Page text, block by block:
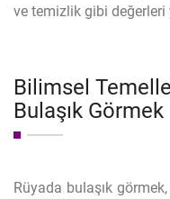
ve temizlik gibi
Bilimsel
Bulaşık Görmek
Rüyada bulaşık